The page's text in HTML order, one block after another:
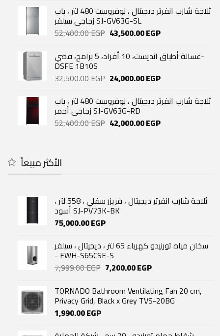
was:
33,740.00 EGP.
is:
29,060.00 EGP.
ثلاجة شارب انفرتر ديجيتال ، نوفروست 480 لتر ، باب
زجاجي سيلفر SJ-GV63G-SL
52,400.00EGP Original
was:
52,400.00 EGP.
43,500.00EGPCurrent
is:
43,500.00 EGP.
غسالة أطباق انديست، 10 أفراد، 5 برامج، فضي-
DSFE 1B10S
32,500.00EGP Original
was:
32,500.00 EGP.
24,000.00EGPCurrent
is:
24,000.00 EGP.
ثلاجة شارب انفرتر ديجيتال ، نوفروست 480 لتر ، باب
زجاجي أحمر SJ-GV63G-RD
52,400.00EGP Original
42,000.00EGPCurrent
الأكثر مبيعاً
ثلاجة شارب انفرتر ديجيتال ، فريزر سفلي ، 558 لتر ،
أسود SJ-PV73K-BK
75,000.00EGP
سخان مياه تورنيدو كهرباء 65 لتر ، ديجيتال ، سيلفر
- EWH-S65CSE-S
7,999.00EGP Original
was:
7,999.00 EGP.
7,200.00EGPCurrent
is:
7,200.00 EGP.
TORNADO Bathroom Ventilating Fan 20 cm,
Privacy Grid, Black x Grey TVS-20BG
1,990.00EGP